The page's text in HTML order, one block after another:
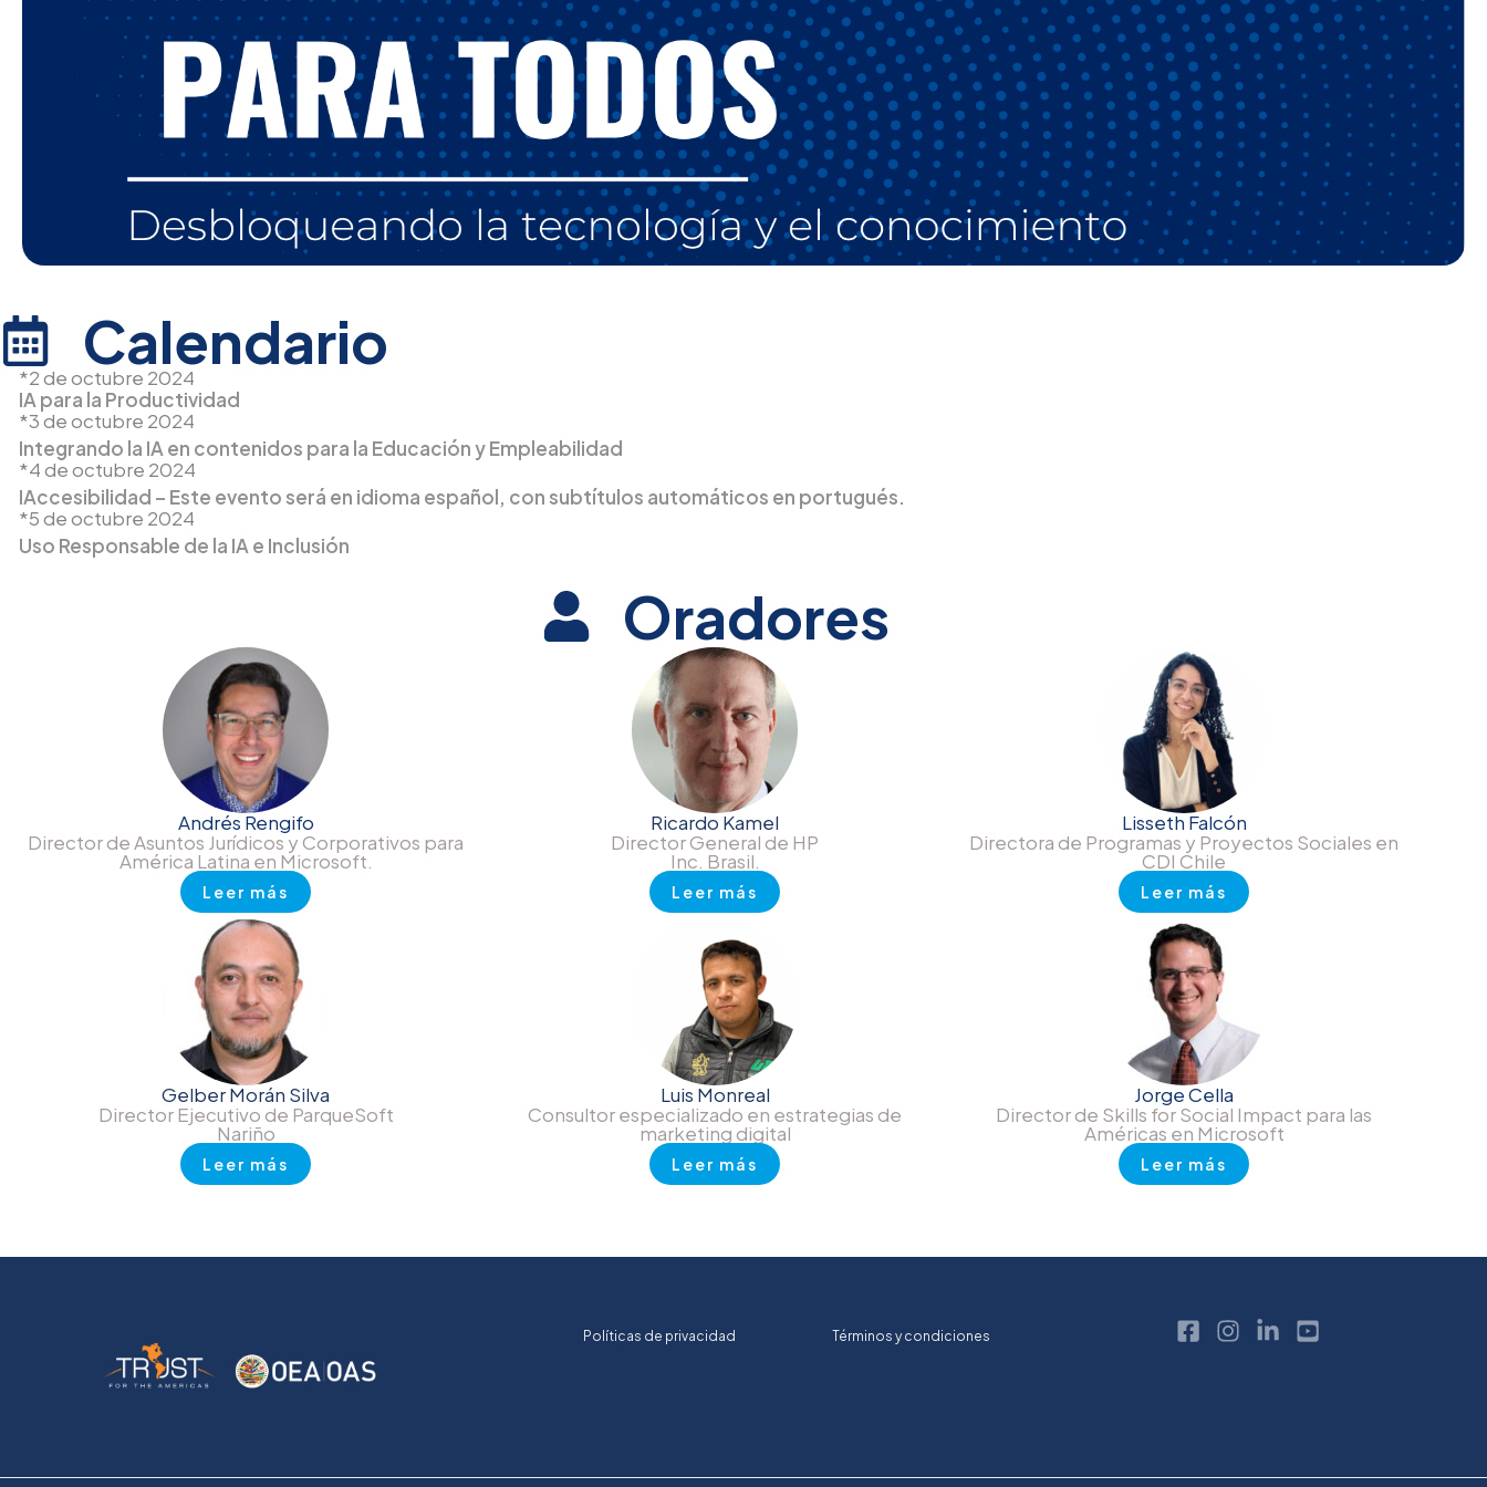
Calendario
*2 de octubre 2024
IA para la Productividad
*3 de octubre 2024
Integrando la IA en contenidos para la Educación y Empleabilidad
*4 de octubre 2024
IAccesibilidad – Este evento será en idioma español, con subtítulos automáticos en portugués.
*5 de octubre 2024
Uso Responsable de la IA e Inclusión
Oradores
Andrés Rengifo
Director de Asuntos Jurídicos y Corporativos para
América Latina en Microsoft.
Leer más
Ricardo Kamel
Director General de HP
Inc. Brasil.
Leer más
Lisseth Falcón
Directora de Programas y Proyectos Sociales en
CDI Chile
Leer más
Gelber Morán Silva
Director Ejecutivo de ParqueSoft
Nariño
Leer más
Luis Monreal
Consultor especializado en estrategias de
marketing digital
Leer más
Jorge Cella
Director de Skills for Social Impact para las
Américas en Microsoft
Leer más
Políticas de privacidad Términos y condiciones